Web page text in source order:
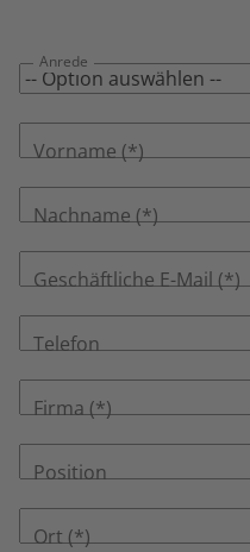
Anrede
Vorname
Nachname
Geschäftliche E-Mail
Telefon
Firma
Position
Ort